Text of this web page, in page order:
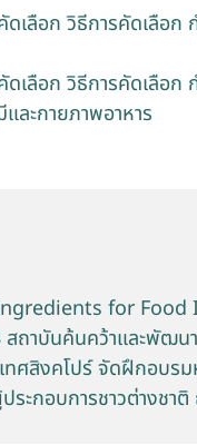
ดเลือก วิธีการคัดเลือ
ดเลือก วิธีการคัดเลือ
ละกายภาพอาหาร
for
สถาบันค้นคว้าและพัฒ
ทศสิงคโปร์ จัดฝึกอบ
กอบการชาวต่างชา